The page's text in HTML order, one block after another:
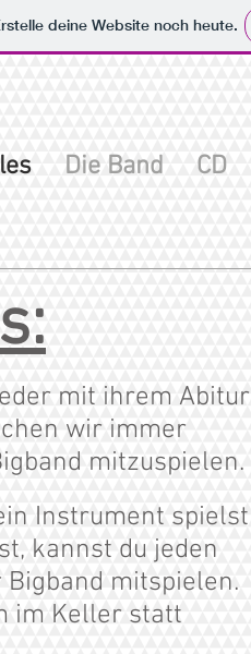
deine Website noch heute.
Die Band CD
mit ihrem Abitur
wir immer
mitzuspielen.
Instrument spielst
kannst du jeden
mitspielen.
im Keller statt